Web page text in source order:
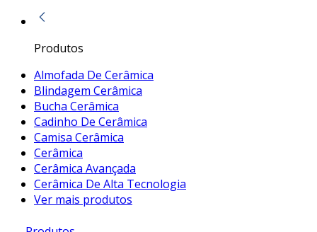
Produtos
Almofada De Cerâmica
Blindagem Cerâmica
Bucha Cerâmica
Cadinho De Cerâmica
Camisa Cerâmica
Cerâmica
Cerâmica Avançada
Cerâmica De Alta Tecnologia
Ver mais produtos